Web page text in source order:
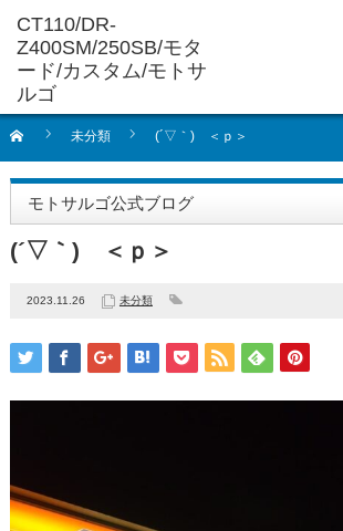
未分類 (´▽｀) ＜ｐ＞
モトサルゴ公式ブログ
(´▽｀) ＜ｐ＞
2023.11.26 未分類